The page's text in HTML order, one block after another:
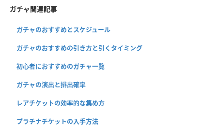
ガチャ関連記事
ガチャのおすすめとスケジュール
ガチャのおすすめの引き方と引くタイミング
初心者におすすめのガチャ一覧
ガチャの演出と排出確率
レアチケットの効率的な集め方
プラチナチケットの入手方法